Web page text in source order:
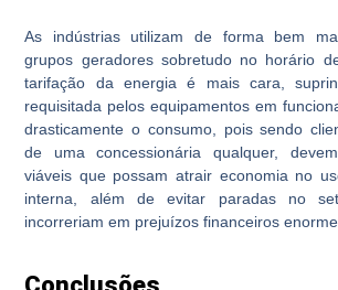
As indústrias utilizam de forma bem
grupos geradores sobretudo no horário
tarifação da energia é mais cara,
requisitada pelos equipamentos em
drasticamente o consumo, pois sendo
de uma concessionária qualquer,
viáveis que possam atrair economia no
interna, além de evitar paradas no
incorreriam em prejuízos financeiros